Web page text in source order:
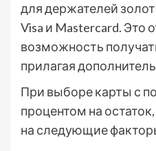
для держателей
Visa и Mastercard. Это
возможность
прилагая
При выборе карты с
процентом на
на следующие